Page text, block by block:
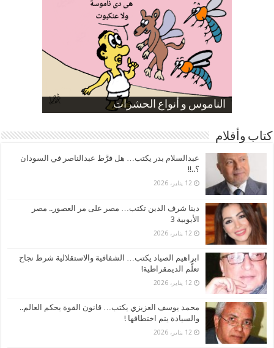
الناموس و أنواع الحشرات
الموظفين بعد ارتفاع الأسعار
ارتفاع نسبة الطلاق في مصر
صورة كاركاتيرية
صورة كاركاتيرية
كتاب وأقلام
عبدالسلام بدر يكتب… هل فرَّط عبدالناصر في السودان
؟..!!
12 يناير، 2026
دينا شرف الدين تكتب… مصر على مر العصور.. مصر
الأيوبية 3
12 يناير، 2026
ابراهيم الصياد يكتب… الشفافية والاستقلالية شرط نجاح
تعلُّم الديمقراطية!
12 يناير، 2026
محمد يوسف العزيزي يكتب… قانون القوة يحكم العالم..
والسيادة يتم اختطافها !
12 يناير، 2026